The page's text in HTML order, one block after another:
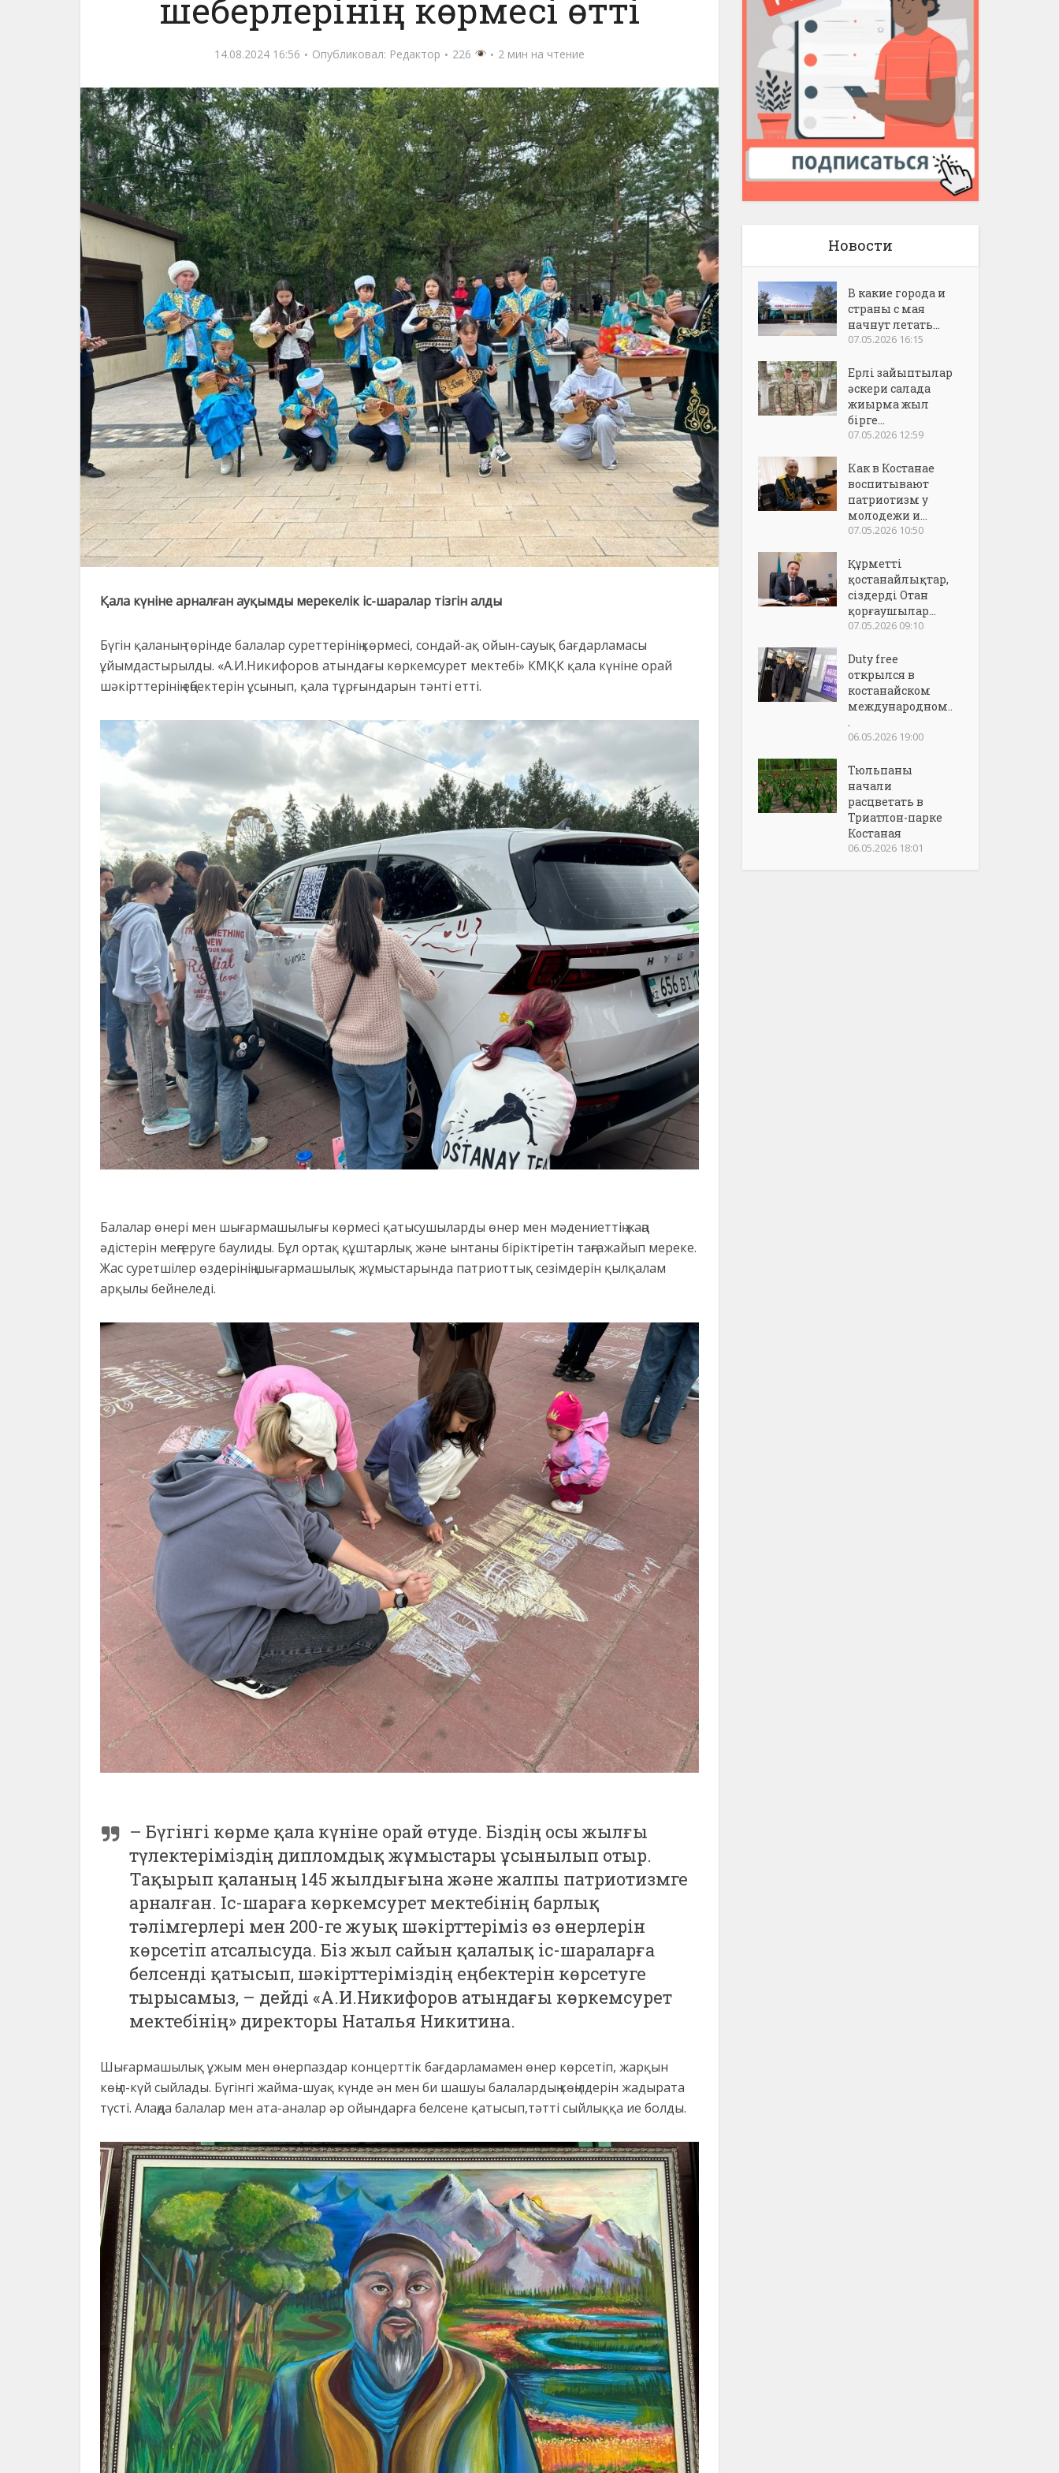
шеберлерінің көрмесі өтті
14.08.2024 16:56 Опубликовал: Редактор 226 2 мин на чтение
Қала күніне арналған ауқымды мерекелік іс-шаралар тізгін алды
Бүгін қаланың төрінде балалар суреттерінің көрмесі, сондай-ақ ойын-сауық бағдарламасы
ұйымдастырылды. «А.И.Никифоров атындағы көркемсурет мектебі» КМҚК қала күніне орай
шәкірттерінің еңбектерін ұсынып, қала тұрғындарын тәнті етті.
Балалар өнері мен шығармашылығы көрмесі қатысушыларды өнер мен мәдениеттің жаңа
әдістерін меңгеруге баулиды. Бұл ортақ құштарлық және ынтаны біріктіретін таңғажайып мереке.
Жас суретшілер өздерінің шығармашылық жұмыстарында патриоттық сезімдерін қылқалам
арқылы бейнеледі.
– Бүгінгі көрме қала күніне орай өтуде. Біздің осы жылғы
түлектеріміздің дипломдық жұмыстары ұсынылып отыр.
Тақырып қаланың 145 жылдығына және жалпы патриотизмге
арналған. Іс-шараға көркемсурет мектебінің барлық
тәлімгерлері мен 200-ге жуық шәкірттеріміз өз өнерлерін
көрсетіп атсалысуда. Біз жыл сайын қалалық іс-шараларға
белсенді қатысып, шәкірттеріміздің еңбектерін көрсетуге
тырысамыз, – дейді «А.И.Никифоров атындағы көркемсурет
мектебінің» директоры Наталья Никитина.
Шығармашылық ұжым мен өнерпаздар концерттік бағдарламамен өнер көрсетіп, жарқын
көңіл-күй сыйлады. Бүгінгі жайма-шуақ күнде ән мен би шашуы балалардың көңілдерін жадырата
түсті. Алаңда балалар мен ата-аналар әр ойындарға белсене қатысып,тәтті сыйлыққа ие болды.
Новости
В какие города и
страны с мая
начнут летать...
07.05.2026 16:15
Ерлі зайыптылар
әскери салада
жиырма жыл
бірге...
07.05.2026 12:59
Как в Костанае
воспитывают
патриотизм у
молодежи и...
07.05.2026 10:50
Құрметті
қостанайлықтар,
сіздерді Отан
қорғаушылар...
07.05.2026 09:10
Duty free
открылся в
костанайском
международном..
.
06.05.2026 19:00
Тюльпаны
начали
расцветать в
Триатлон-парке
Костаная
06.05.2026 18:01